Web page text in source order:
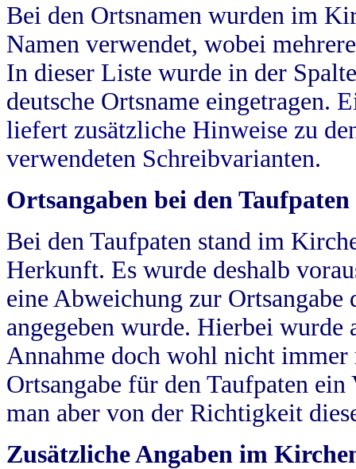
Bei den Ortsnamen wurden im
Namen verwendet, wobei
In dieser Liste wurde in der
deutsche Ortsname eingetragen.
liefert zusätzliche Hinweise zu
verwendeten Schreibvarianten.
Ortsangaben bei den Taufpaten
Bei den Taufpaten stand im
Herkunft. Es wurde deshalb
eine Abweichung zur
angegeben wurde. Hierbei wurde
Annahme doch wohl nicht
Ortsangabe für den Taufpaten
man aber von der Richtigkeit
Zusätzliche Angaben im